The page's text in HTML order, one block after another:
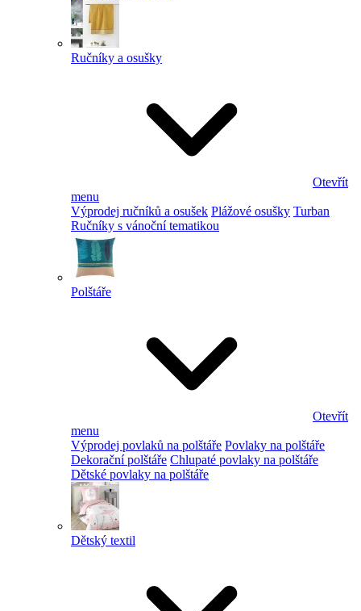
Ručníky a osušky
Otevřít
menu
Výprodej ručníků a osušek Plážové osušky Turban
Ručníky s vánoční tematikou
Polštáře
Otevřít
menu
Výprodej povlaků na polštáře Povlaky na polštáře
Dekorační polštáře Chlupaté povlaky na polštáře
Dětské povlaky na polštáře
Dětský textil